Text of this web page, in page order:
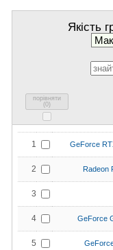
Якість
порівняти
(0)
1 GeForce
2 Radeon
3
4 GeForce
5